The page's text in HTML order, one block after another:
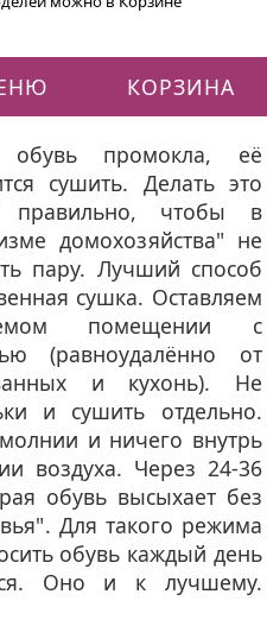
КОРЗИНА
обувь. Часть 1
промокла, её
сушить. Делать это
правильно, чтобы в
домохозяйства" не
пару. Лучший способ
сушка. Оставляем
помещении с
(равноудалённо от
и кухонь). Не
и сушить отдельно.
и ничего внутрь
воздуха. Через 24-36
обувь высыхает без
Для такого режима
обувь каждый день
Оно и к лучшему.